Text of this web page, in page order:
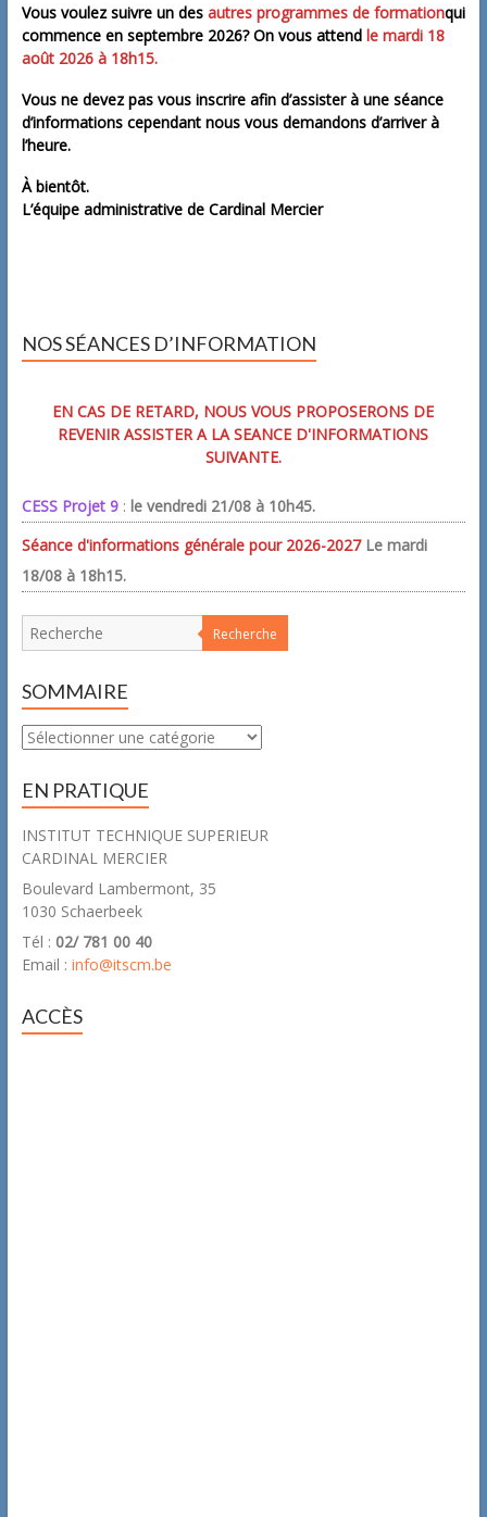
Vous voulez suivre un des autres programmes de formationqui
commence en septembre 2026? On vous attend le mardi 18
août2026 à 18h15.
Vous ne devez pas vous inscrire afin d’assister à une séance
d’informations cependant nous vous demandons d’arriver à
l’heure.
À bientôt.
L’équipe administrative de Cardinal Mercier
NOS SÉANCES D’INFORMATION
EN CAS DE RETARD, NOUS VOUS PROPOSERONS DE
REVENIR ASSISTER A LA SEANCE D'INFORMATIONS
SUIVANTE.
CESS Projet 9: le vendredi 21/08 à 10h45.
Séance d'informations générale pour 2026-2027 Le mardi
18/08 à 18h15.
Recherche
SOMMAIRE
Sommaire
EN PRATIQUE
INSTITUT TECHNIQUE SUPERIEUR
CARDINAL MERCIER
Boulevard Lambermont, 35
1030 Schaerbeek
Tél : 02/ 781 00 40
Email : info@itscm.be
ACCÈS